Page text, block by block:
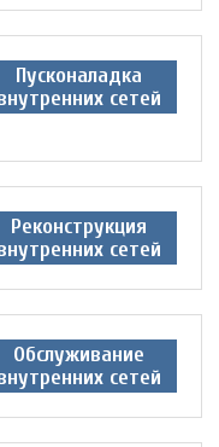
Пусконаладка
сетей
Реконструкция
сетей
Обслуживание
сетей